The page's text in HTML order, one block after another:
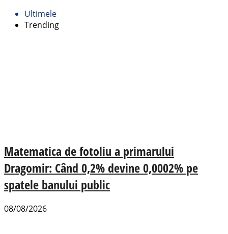
Ultimele
Trending
Matematica de fotoliu a primarului
Dragomir: Când 0,2% devine 0,0002% pe
spatele banului public
08/08/2026